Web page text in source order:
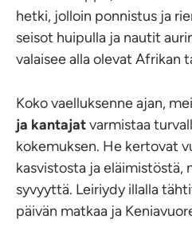
hetki, jolloin ponnistus ja
seisot huipulla ja nautit
valaisee alla olevat Afrikan
Koko vaelluksenne ajan,
ja kantajatvarmistaa
kokemuksen. He kertovat
kasvistosta ja eläimistöstä,
syvyyttä. Leiriydy illalla
päivän matkaa ja